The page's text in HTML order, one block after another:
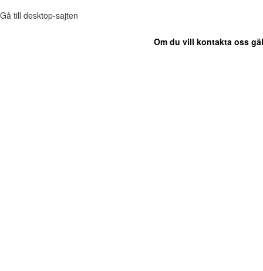
Gå till desktop-sajten
Om du vill kontakta oss